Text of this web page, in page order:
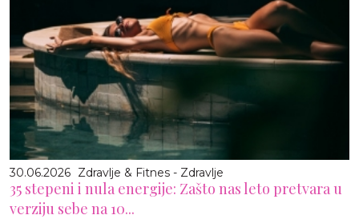
30.06.2026 Zdravlje & Fitnes - Zdravlje
35 stepeni i nula energije: Zašto nas leto pretvara u
verziju sebe na 10...